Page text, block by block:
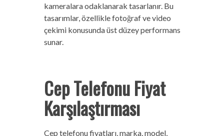
kameralara odaklanarak tasarlanır. Bu
tasarımlar, özellikle fotoğraf ve video
çekimi konusunda üst düzey performans
sunar.
Cep Telefonu Fiyat
Karşılaştırması
Cep telefonu fiyatları, marka, model,